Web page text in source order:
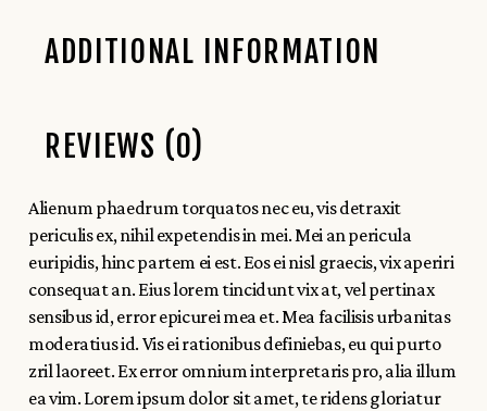
ADDITIONAL INFORMATION
REVIEWS (0)
Alienum phaedrum torquatos nec eu, vis detraxit
periculis ex, nihil expetendis in mei. Mei an pericula
euripidis, hinc partem ei est. Eos ei nisl graecis, vix aperiri
consequat an. Eius lorem tincidunt vix at, vel pertinax
sensibus id, error epicurei mea et. Mea facilisis urbanitas
moderatius id. Vis ei rationibus definiebas, eu qui purto
zril laoreet. Ex error omnium interpretaris pro, alia illum
ea vim. Lorem ipsum dolor sit amet, te ridens gloriatur